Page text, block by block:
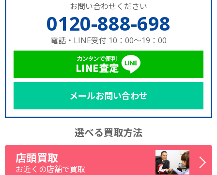
お問い合わせください
0120-888-698
電話・LINE受付 10：00～19：00
メールお問い合わせ
選べる買取方法
店頭買取
お近くの店舗で買取